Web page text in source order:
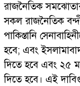
রাজনৈতিক
সকল রাজনৈতিক
পাকিস্তানি
হবে; এবং
দিতে হবে এবং ২৫
দিতে হবে। এই